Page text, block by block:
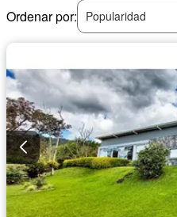
Ordenar por:
Popularidad